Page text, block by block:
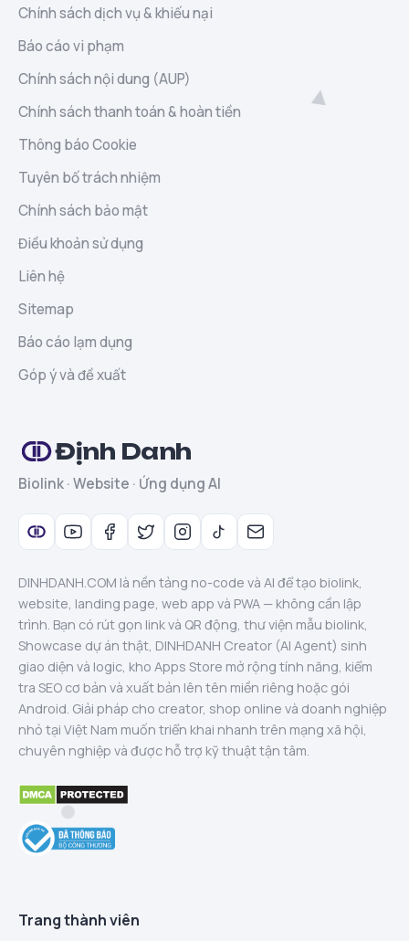
Chính sách dịch vụ & khiếu nại
Báo cáo vi phạm
Chính sách nội dung (AUP)
Chính sách thanh toán & hoàn tiền
Thông báo Cookie
Tuyên bố trách nhiệm
Chính sách bảo mật
Điều khoản sử dụng
Liên hệ
Sitemap
Báo cáo lạm dụng
Góp ý và đề xuất
Định Danh
Biolink · Website · Ứng dụng AI
DINHDANH.COM là nền tảng no-code và AI để tạo biolink,
website, landing page, web app và PWA — không cần lập
trình. Bạn có rút gọn link và QR động, thư viện mẫu biolink,
Showcase dự án thật, DINHDANH Creator (AI Agent) sinh
giao diện và logic, kho Apps Store mở rộng tính năng, kiểm
tra SEO cơ bản và xuất bản lên tên miền riêng hoặc gói
Android. Giải pháp cho creator, shop online và doanh nghiệp
nhỏ tại Việt Nam muốn triển khai nhanh trên mạng xã hội,
chuyên nghiệp và được hỗ trợ kỹ thuật tận tâm.
Trang thành viên